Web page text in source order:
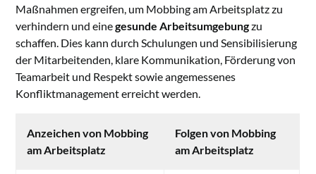
Maßnahmen ergreifen, um Mobbing am Arbeitsplatz zu
verhindern und einegesunde Arbeitsumgebungzu
schaffen. Dies kann durch Schulungen und Sensibilisierung
der Mitarbeitenden, klare Kommunikation, Förderung von
Teamarbeit und Respekt sowie angemessenes
Konfliktmanagement erreicht werden.
Anzeichen von Mobbing
am Arbeitsplatz
Folgen von Mobbing
am Arbeitsplatz